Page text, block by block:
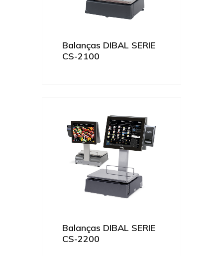
Balanças DIBAL SERIE
CS-2100
Balanças DIBAL SERIE
CS-2200